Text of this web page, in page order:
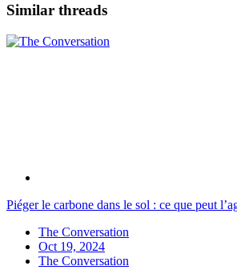
Similar threads
Piéger le carbone dans le sol : ce que peut
The Conversation
Oct 19, 2024
The Conversation